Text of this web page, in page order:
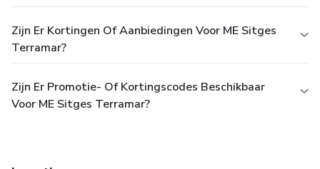
Zijn Er Kortingen Of Aanbiedingen Voor ME Sitges
Terramar?
Zijn Er Promotie- Of Kortingscodes Beschikbaar
Voor ME Sitges Terramar?